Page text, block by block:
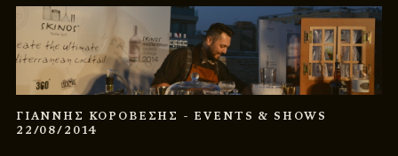
ΓΙΑΝΝΗΣ ΚΟΡΟΒΕΣΗΣ - EVENTS & SHOWS
22/08/2014